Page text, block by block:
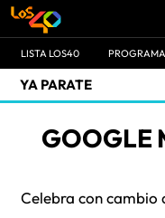
LISTA LOS40
YA PARATE
GOOGLE
Celebra con cambio